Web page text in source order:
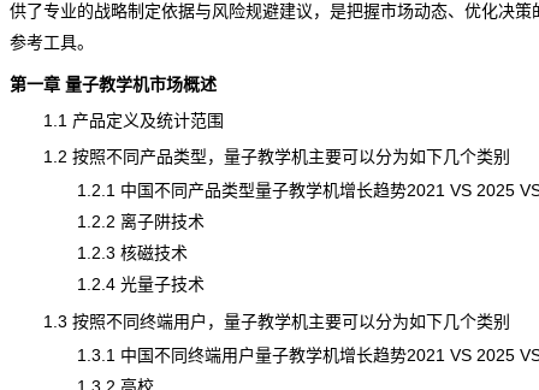
供了专业的战略制定依据与风险规避建议，是把握市场动态、优化决策
参考工具。
第一章 量子教学机市场概述
1.1 产品定义及统计范围
1.2 按照不同产品类型，量子教学机主要可以分为如下几个类别
1.2.1 中国不同产品类型量子教学机增长趋势2021 VS 2025
1.2.2 离子阱技术
1.2.3 核磁技术
1.2.4 光量子技术
1.3 按照不同终端用户，量子教学机主要可以分为如下几个类别
1.3.1 中国不同终端用户量子教学机增长趋势2021 VS 2025